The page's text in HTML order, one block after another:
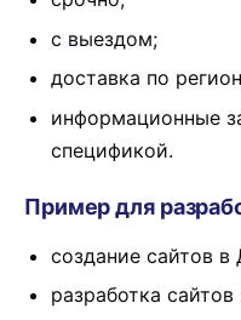
с выездом;
доставка по
информационные
спецификой.
Пример для
создание сайтов в
разработка